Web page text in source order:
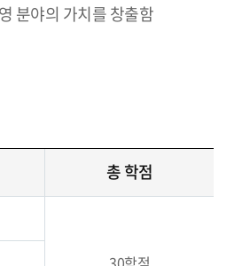
분야의 가치를 창출함
총 학점